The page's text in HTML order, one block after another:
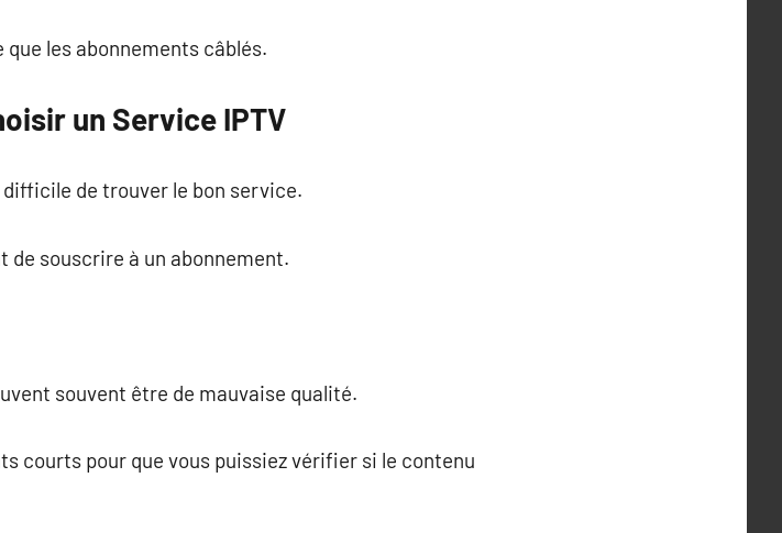
que les abonnements câblés.
un Service IPTV
de trouver le bon service.
de souscrire à un abonnement.
souvent être de mauvaise qualité.
courts pour que vous puissiez vérifier si le contenu